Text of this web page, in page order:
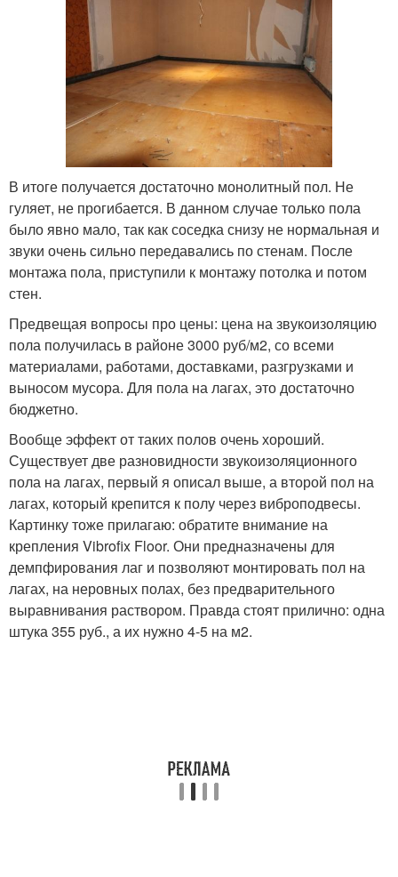
В итоге получается достаточно монолитный пол. Не
гуляет, не прогибается. В данном случае только пола
было явно мало, так как соседка снизу не нормальная и
звуки очень сильно передавались по стенам. После
монтажа пола, приступили к монтажу потолка и потом
стен.
Предвещая вопросы про цены: цена на звукоизоляцию
пола получилась в районе 3000 руб/м2, со всеми
материалами, работами, доставками, разгрузками и
выносом мусора. Для пола на лагах, это достаточно
бюджетно.
Вообще эффект от таких полов очень хороший.
Существует две разновидности звукоизоляционного
пола на лагах, первый я описал выше, а второй пол на
лагах, который крепится к полу через виброподвесы.
Картинку тоже прилагаю: обратите внимание на
крепления Vibrofix Floor. Они предназначены для
демпфирования лаг и позволяют монтировать пол на
лагах, на неровных полах, без предварительного
выравнивания раствором. Правда стоят прилично: одна
штука 355 руб., а их нужно 4-5 на м2.